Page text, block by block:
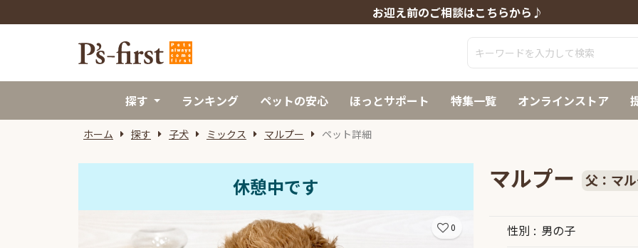
お迎え前のご相談はこちらから♪
探す ランキング ペットの安心 ほっとサポート 特集一覧 オンラインストア
ホーム 探す 子犬 ミックス マルプー ペット詳細
休憩中です
0
マルプー 父：マ
性別
男の子